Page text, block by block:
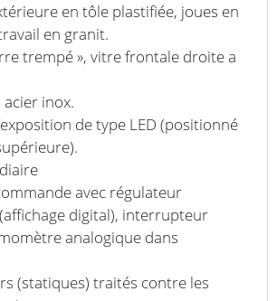
en tôle plastifiée, joues en
en granit.
trempé », vitre frontale droite a
inox.
de type LED (positionné
avec régulateur
digital), interrupteur
analogique dans
(statiques) traités contre les